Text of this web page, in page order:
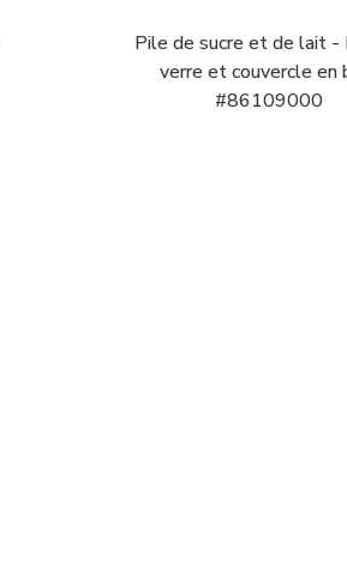
Pile de sucre et de lait -
verre et couvercle en
#86109000